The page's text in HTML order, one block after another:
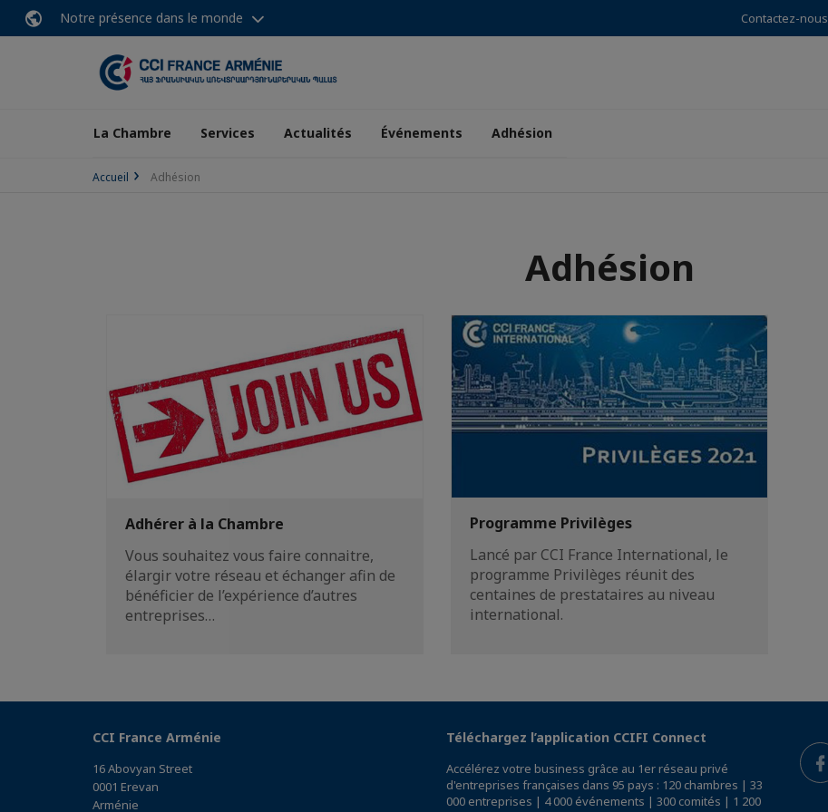
Notre présence dans le monde Contactez-nous
La Chambre Services Actualités Événements Adhésion
Accueil Adhésion
Adhésion
Adhérer à la Chambre
Vous souhaitez vous faire connaitre,
élargir votre réseau et échanger afin de
bénéficier de l’expérience d’autres
entreprises…
Programme Privilèges
Lancé par CCI France International, le
programme Privilèges réunit des
centaines de prestataires au niveau
international.
CCI France Arménie
16 Abovyan Street
0001 Erevan
Arménie
Téléchargez l’application CCIFI Connect
Accélérez votre business grâce au 1er réseau privé
d'entreprises françaises dans 95 pays : 120 chambres | 33
000 entreprises | 4 000 événements | 300 comités | 1 200